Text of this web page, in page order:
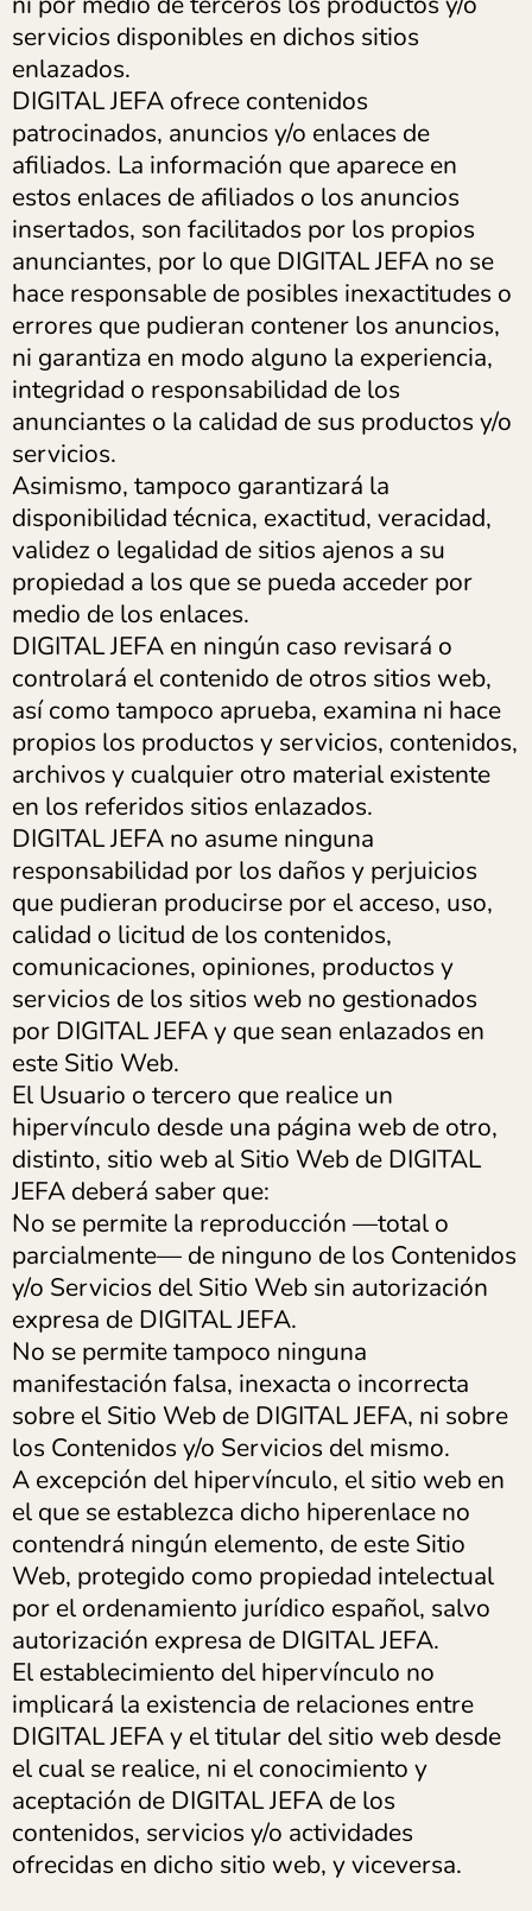
servicios disponibles en dichos sitios
enlazados.
DIGITAL JEFA ofrece contenidos
patrocinados, anuncios y/o enlaces de
afiliados. La información que aparece en
estos enlaces de afiliados o los anuncios
insertados, son facilitados por los propios
anunciantes, por lo que DIGITAL JEFA no se
hace responsable de posibles inexactitudes o
errores que pudieran contener los anuncios,
ni garantiza en modo alguno la experiencia,
integridad o responsabilidad de los
anunciantes o la calidad de sus productos y/o
servicios.
Asimismo, tampoco garantizará la
disponibilidad técnica, exactitud, veracidad,
validez o legalidad de sitios ajenos a su
propiedad a los que se pueda acceder por
medio de los enlaces.
DIGITAL JEFA en ningún caso revisará o
controlará el contenido de otros sitios web,
así como tampoco aprueba, examina ni hace
propios los productos y servicios, contenidos,
archivos y cualquier otro material existente
en los referidos sitios enlazados.
DIGITAL JEFA no asume ninguna
responsabilidad por los daños y perjuicios
que pudieran producirse por el acceso, uso,
calidad o licitud de los contenidos,
comunicaciones, opiniones, productos y
servicios de los sitios web no gestionados
por DIGITAL JEFA y que sean enlazados en
este Sitio Web.
El Usuario o tercero que realice un
hipervínculo desde una página web de otro,
distinto, sitio web al Sitio Web de DIGITAL
JEFA deberá saber que:
No se permite la reproducción —total o
parcialmente— de ninguno de los Contenidos
y/o Servicios del Sitio Web sin autorización
expresa de DIGITAL JEFA.
No se permite tampoco ninguna
manifestación falsa, inexacta o incorrecta
sobre el Sitio Web de DIGITAL JEFA, ni sobre
los Contenidos y/o Servicios del mismo.
A excepción del hipervínculo, el sitio web en
el que se establezca dicho hiperenlace no
contendrá ningún elemento, de este Sitio
Web, protegido como propiedad intelectual
por el ordenamiento jurídico español, salvo
autorización expresa de DIGITAL JEFA.
El establecimiento del hipervínculo no
implicará la existencia de relaciones entre
DIGITAL JEFA y el titular del sitio web desde
el cual se realice, ni el conocimiento y
aceptación de DIGITAL JEFA de los
contenidos, servicios y/o actividades
ofrecidas en dicho sitio web, y viceversa.